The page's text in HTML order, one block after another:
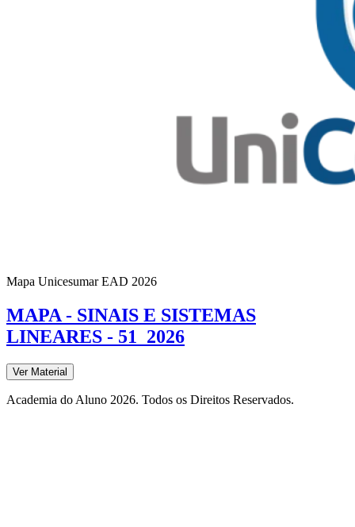
Mapa Unicesumar EAD 2026
MAPA - SINAIS E SISTEMAS
LINEARES - 51_2026
Ver Material
Academia do Aluno 2026. Todos os Direitos Reservados.